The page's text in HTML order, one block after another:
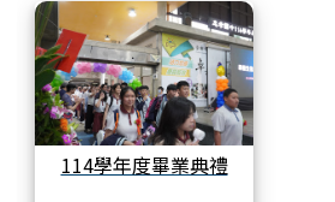
114學年度畢業典禮